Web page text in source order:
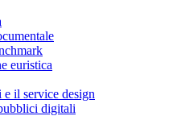
euristica
e il service design
digitali